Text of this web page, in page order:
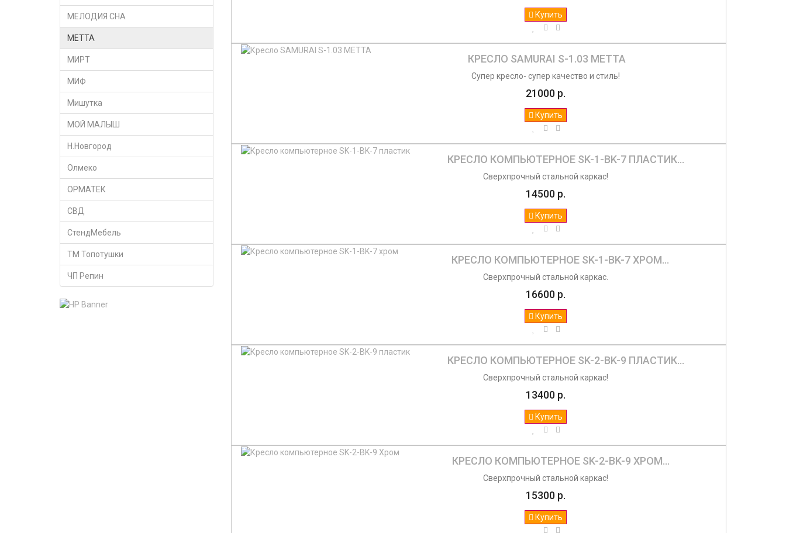
МЕЛОДИЯ СНА
МЕТТА
МИРТ
МИФ
Мишутка
МОЙ МАЛЫШ
Н.Новгород
Олмеко
ОРМАТЕК
СВД
СтендМебель
ТМ Топотушки
ЧП Репин
Купить
КРЕСЛО SAMURAI S-1.03 МЕТТА
Супер кресло- супер качество и стиль!
21000 р.
Купить
КРЕСЛО КОМПЬЮТЕРНОЕ SK-1-BK-7 ПЛАСТИК...
Сверхпрочный стальной каркас!
14500 р.
Купить
КРЕСЛО КОМПЬЮТЕРНОЕ SK-1-BK-7 ХРОМ...
Сверхпрочный стальной каркас.
16600 р.
Купить
КРЕСЛО КОМПЬЮТЕРНОЕ SK-2-BK-9 ПЛАСТИК...
Сверхпрочный стальной каркас!
13400 р.
Купить
КРЕСЛО КОМПЬЮТЕРНОЕ SK-2-BK-9 ХРОМ...
Сверхпрочный стальной каркас!
15300 р.
Купить